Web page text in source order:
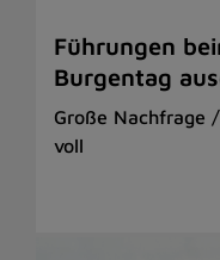
Führungen
Burgentag
Große Nachfrage
voll